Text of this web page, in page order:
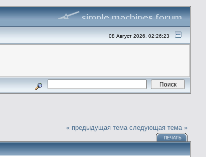
08 Август 2026, 02:26:23
« предыдущая тема следующая тема »
ПЕЧАТЬ